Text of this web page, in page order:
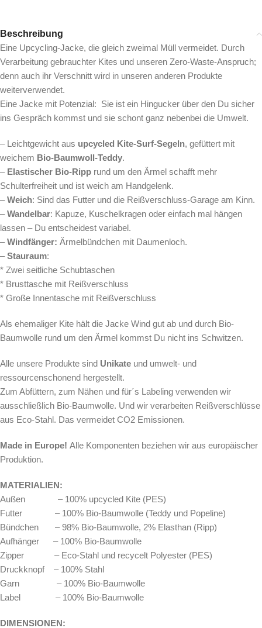
Beschreibung
Eine Upcycling-Jacke, die gleich zweimal Müll vermeidet. Durch
Verarbeitung gebrauchter Kites und unseren Zero-Waste-Anspruch;
denn auch ihr Verschnitt wird in unseren anderen Produkte
weiterverwendet.
Eine Jacke mit Potenzial: Sie ist ein Hingucker über den Du sicher
ins Gespräch kommst und sie schont ganz nebenbei die Umwelt.
– Leichtgewicht aus upcycled Kite-Surf-Segeln, gefüttert mit
weichem Bio-Baumwoll-Teddy.
– Elastischer Bio-Ripp rund um den Ärmel schafft mehr
Schulterfreiheit und ist weich am Handgelenk.
–Weich: Sind das Futter und die Reißverschluss-Garage am Kinn.
–Wandelbar: Kapuze, Kuschelkragen oder einfach mal hängen
lassen – Du entscheidest variabel.
–Windfänger: Ärmelbündchen mit Daumenloch.
–Stauraum:
* Zwei seitliche Schubtaschen
* Brusttasche mit Reißverschluss
* Große Innentasche mit Reißverschluss
Als ehemaliger Kite hält die Jacke Wind gut ab und durch Bio-
Baumwolle rund um den Ärmel kommst Du nicht ins Schwitzen.
Alle unsere Produkte sind Unikate und umwelt- und
ressourcenschonend hergestellt.
Zum Abfüttern, zum Nähen und für´s Labeling verwenden wir
ausschließlich Bio-Baumwolle. Und wir verarbeiten Reißverschlüsse
aus Eco-Stahl. Das vermeidet CO2 Emissionen.
Made in Europe! Alle Komponenten beziehen wir aus europäischer
Produktion.
MATERIALIEN:
Außen – 100% upcycled Kite (PES)
Futter – 100% Bio-Baumwolle (Teddy und Popeline)
Bündchen – 98% Bio-Baumwolle, 2% Elasthan (Ripp)
Aufhänger – 100% Bio-Baumwolle
Zipper – Eco-Stahl und recycelt Polyester (PES)
Druckknopf – 100% Stahl
Garn – 100% Bio-Baumwolle
Label – 100% Bio-Baumwolle
DIMENSIONEN: